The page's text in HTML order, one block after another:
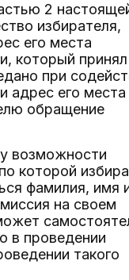
2
избирателя,
его места
который принял
при
адрес его места
обращение
возможности
которой
фамилия, имя
на своем
в проведении
такого